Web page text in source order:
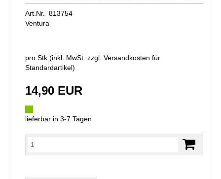
Art.Nr. 813754
Ventura
pro Stk (inkl. MwSt. zzgl. Versandkosten für
Standardartikel)
14,90 EUR
lieferbar in 3-7 Tagen